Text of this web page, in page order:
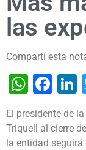
las
Compartí esta
El presidente de
Triquell al cierre
la entidad